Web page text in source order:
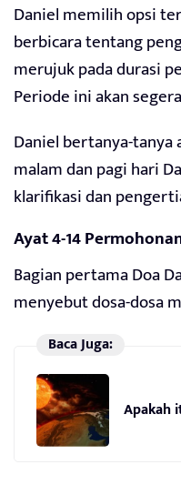
Daniel memilih opsi
berbicara tentang
merujuk pada durasi
Periode ini akan
Daniel bertanya-tanya
malam dan pagi hari
klarifikasi dan
Ayat 4-14
Bagian pertama Doa
menyebut dosa-dosa
Baca Juga:
Apakah